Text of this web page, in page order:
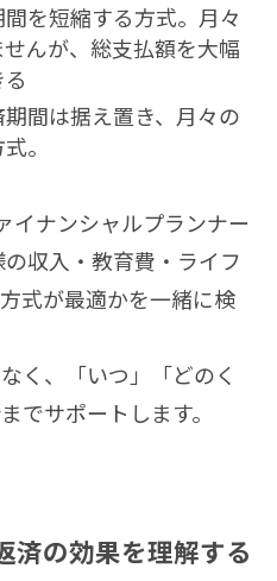
を短縮する方式。月々
んが、総支払額を大幅
間は据え置き、月々の
。
イナンシャルプランナー
の収入・教育費・ライフ
式が最適かを一緒に検
く、「いつ」「どのく
でサポートします。
の効果を理解する